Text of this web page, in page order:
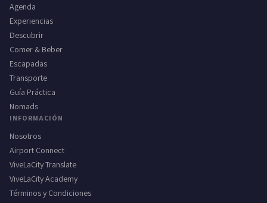
Agenda
Experiencias
Descubrir
Comer & Beber
Escapadas
Transporte
Guía Práctica
Nomads
INFORMACIÓN
Nosotros
Airport Connect
ViveLaCity Translate
ViveLaCity Academy
Términos y Condiciones